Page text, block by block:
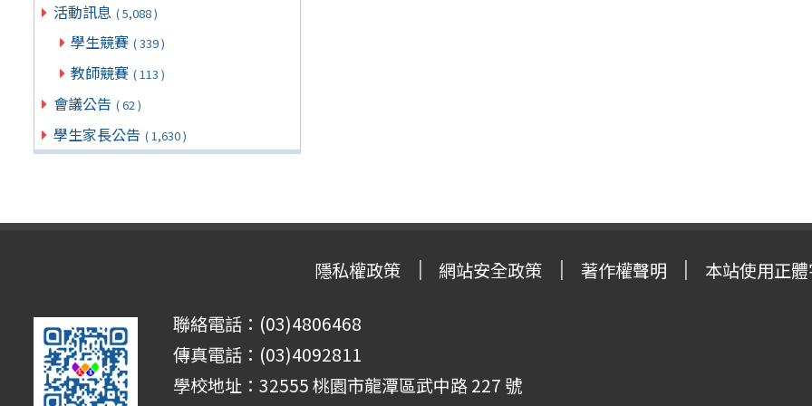
活動訊息 ( 5,088 )
學生競賽 ( 339 )
教師競賽 ( 113 )
會議公告 ( 62 )
學生家長公告 ( 1,630 )
隱私權政策 網站安全政策 著作權聲明 本站使用正
聯絡電話：(03)4806468
傳真電話：(03)4092811
學校地址：32555 桃園市龍潭區武中路 227 號